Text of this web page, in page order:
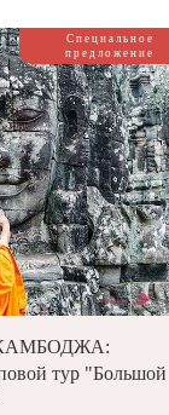
Специальное
предложение
тур "Большой